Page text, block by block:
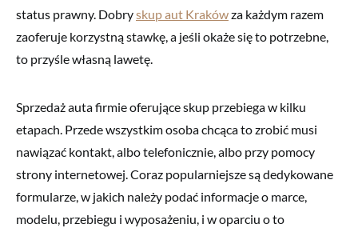
status prawny. Dobryskup aut Krakówza każdym razem
zaoferuje korzystną stawkę, a jeśli okaże się to potrzebne,
to przyśle własną lawetę.
Sprzedaż auta firmie oferujące skup przebiega w kilku
etapach. Przede wszystkim osoba chcąca to zrobić musi
nawiązać kontakt, albo telefonicznie, albo przy pomocy
strony internetowej. Coraz popularniejsze są dedykowane
formularze, w jakich należy podać informacje o marce,
modelu, przebiegu i wyposażeniu, i w oparciu o to